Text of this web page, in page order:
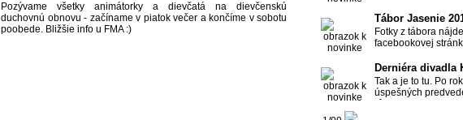
Pozývame všetky animátorky a dievčatá na dievčenskú
duchovnú obnovu - začíname v piatok večer a končíme v sobotu
poobede. Bližšie info u FMA :)
Tábor Jasenie
Fotky z tábora
facebookovej
Derniéra divadla
Tak a je to tu. Po
úspešných
rôznych miestach